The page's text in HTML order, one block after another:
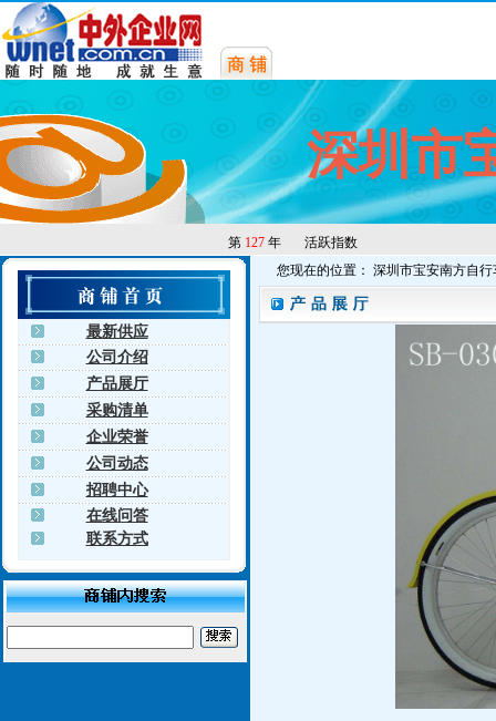
深圳市
第 127 年 活跃指数
最新供应
公司介绍
产品展厅
采购清单
企业荣誉
公司动态
招聘中心
在线问答
联系方式
您现在的位置： 深圳市宝安南方自